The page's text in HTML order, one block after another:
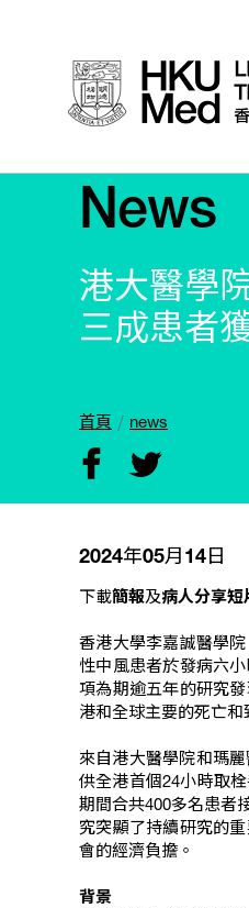
News
港大醫學
三成患者
首頁 news
2024年05月14日
下載 簡報及病人分享短
香港大學李嘉誠醫學
性中風患者於發病六
項為期逾五年的研究
港和全球主要的死亡
來自港大醫學院和瑪
供全港首個24小時取
期間合共400多名患者
究突顯了持續研究的
會的經濟負擔。
背景